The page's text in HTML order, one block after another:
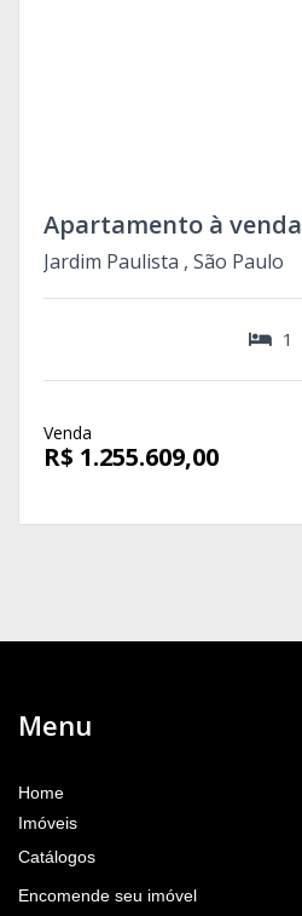
Apartamento à venda
Jardim Paulista , São Paulo
1
Venda
R$ 1.255.609,00
Menu
Home
Imóveis
Catálogos
Encomende seu imóvel